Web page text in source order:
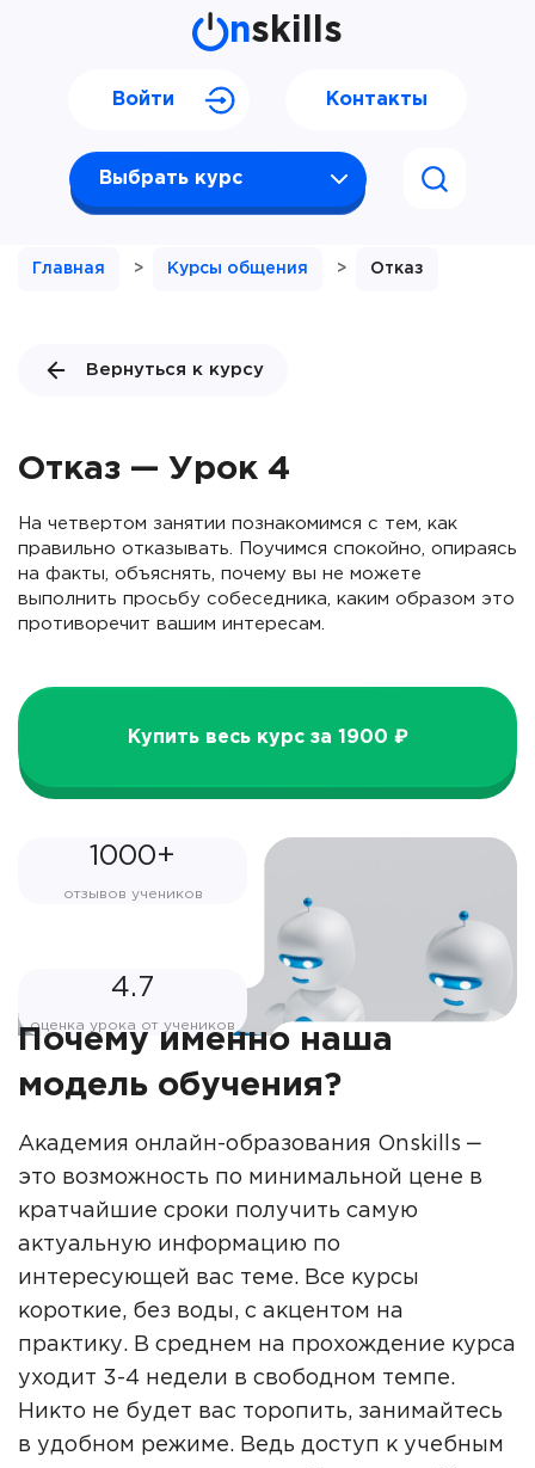
nskills
Выбрать курс
Войти Контакты
Главная > Курсы общения > Отказ
Вернуться к курсу
Отказ — Урок 4
На четвертом занятии познакомимся с тем, как
правильно отказывать. Поучимся спокойно, опираясь
на факты, объяснять, почему вы не можете
выполнить просьбу собеседника, каким образом это
противоречит вашим интересам.
Купить весь курс за 1900 ₽
1000+
отзывов учеников
4.7
оценка урока от учеников
Почему именно наша
модель обучения?
Академия онлайн-образования Onskills ‒
это возможность по минимальной цене в
кратчайшие сроки получить самую
актуальную информацию по
интересующей вас теме. Все курсы
короткие, без воды, с акцентом на
практику. В среднем на прохождение курса
уходит 3-4 недели в свободном темпе.
Никто не будет вас торопить, занимайтесь
в удобном режиме. Ведь доступ к учебным